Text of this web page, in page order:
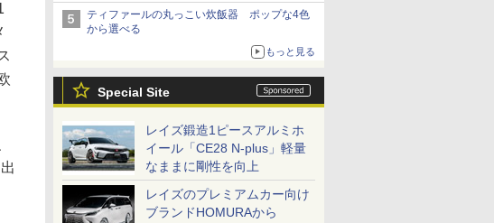
ティファールの丸っこい炊飯器 ポップな4色
から選べる
もっと見る
Special Site
レイズ鍛造1ピースアルミホ
イール「CE28 N-plus」軽量
なままに剛性を向上
レイズのプレミアムカー向け
ブランドHOMURAから